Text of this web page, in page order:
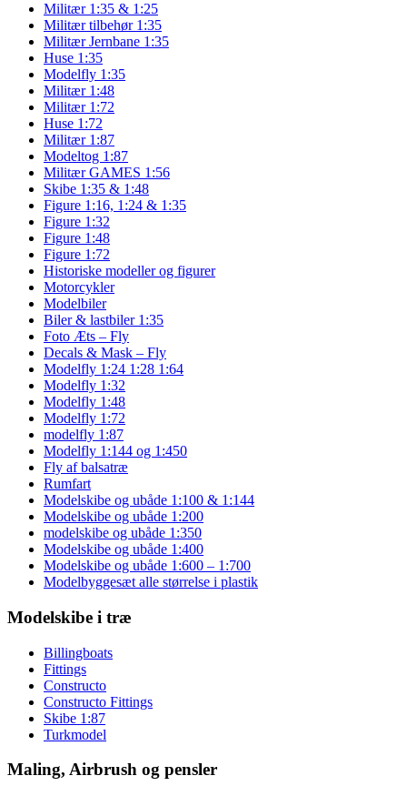
Militær 1:35 & 1:25
Militær tilbehør 1:35
Militær Jernbane 1:35
Huse 1:35
Modelfly 1:35
Militær 1:48
Militær 1:72
Huse 1:72
Militær 1:87
Modeltog 1:87
Militær GAMES 1:56
Skibe 1:35 & 1:48
Figure 1:16, 1:24 & 1:35
Figure 1:32
Figure 1:48
Figure 1:72
Historiske modeller og figurer
Motorcykler
Modelbiler
Biler & lastbiler 1:35
Foto Æts – Fly
Decals & Mask – Fly
Modelfly 1:24 1:28 1:64
Modelfly 1:32
Modelfly 1:48
Modelfly 1:72
modelfly 1:87
Modelfly 1:144 og 1:450
Fly af balsatræ
Rumfart
Modelskibe og ubåde 1:100 & 1:144
Modelskibe og ubåde 1:200
modelskibe og ubåde 1:350
Modelskibe og ubåde 1:400
Modelskibe og ubåde 1:600 – 1:700
Modelbyggesæt alle størrelse i plastik
Modelskibe i træ
Billingboats
Fittings
Constructo
Constructo Fittings
Skibe 1:87
Turkmodel
Maling, Airbrush og pensler